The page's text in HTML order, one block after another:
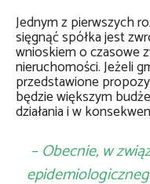
Jednym z pierwszych
sięgnąć spółka jest
wnioskiem o czasowe
nieruchomości. Jeżeli
przedstawione
będzie większym
działania i w
– Obecnie, w